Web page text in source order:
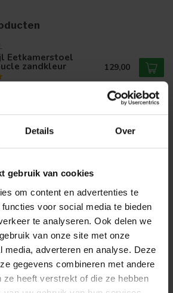
Details Over
gebruik van cookies
om content en advertenties te
voor social media te bieden
te analyseren. Ook delen we
van onze site met onze
media, adverteren en analyse. Deze
gegevens combineren met andere
ze heeft verstrekt of die ze hebben
Eetkamerstoel
zandkleur 129,00
Lela -
- Taupe 139,00
Lela -
- Brons onderstel 139,00
Esma -